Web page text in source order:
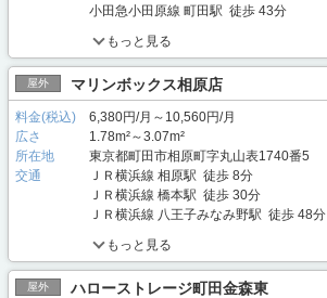
小田急小田原線 町田駅 徒歩 43分
もっと見る
屋外 マリンボックス相原店
料金(税込)
6,380円/月～10,560円/月
広さ
1.78m²～3.07m²
所在地
東京都町田市相原町字丸山表1740番5
交通
ＪＲ横浜線 相原駅 徒歩 8分
ＪＲ横浜線 橋本駅 徒歩 30分
ＪＲ横浜線 八王子みなみ野駅 徒歩 48分
もっと見る
屋外 ハローストレージ町田金森東